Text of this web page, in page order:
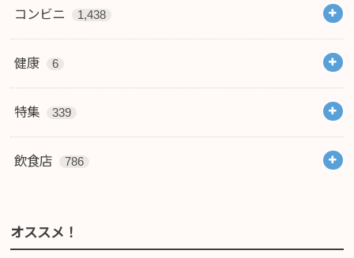
コンビニ 1,438
健康 6
特集 339
飲食店 786
オススメ！